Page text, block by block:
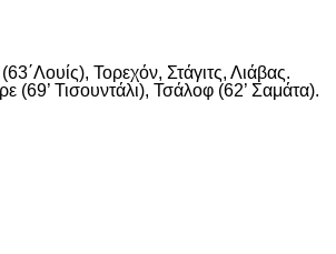
Τορεχόν, Στάγιτς, Λιάβας.
(69’ Τισουντάλι), Τσάλοφ (62’ Σαμάτα).